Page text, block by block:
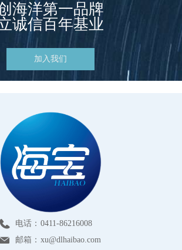
加入我们
海洋第一品牌
诚信百年基业
电话： 0411-86216008
邮箱： xu@dlhaibao.com